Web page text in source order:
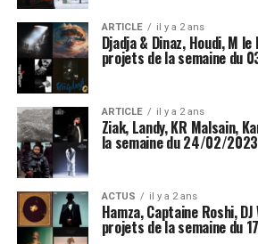
ARTICLE il y a 2 ans
Djadja & Dinaz, Houdi, M
projets de la semaine du
ARTICLE il y a 2 ans
Ziak, Landy, KR Malsain,
la semaine du 24/02/
ACTUS il y a 2 ans
Hamza, Captaine Roshi,
projets de la semaine du